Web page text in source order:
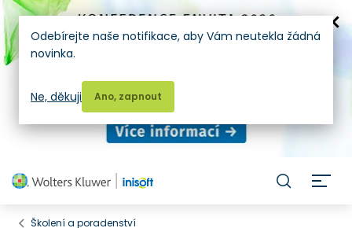
Školení a poradenství
Odebírejte naše notifikace, aby Vám neutekla žádná
novinka.
Ano, zapnout
Ne, děkuji